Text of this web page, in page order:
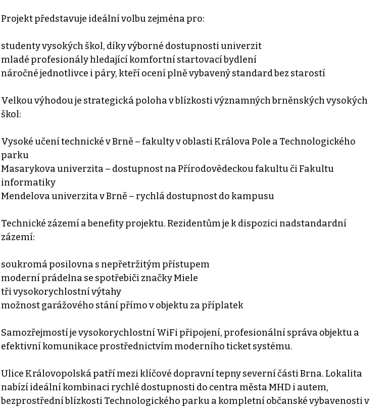
Projekt představuje ideální volbu zejména pro:
studenty vysokých škol, díky výborné dostupnosti univerzit
mladé profesionály hledající komfortní startovací bydlení
náročné jednotlivce i páry, kteří ocení plně vybavený standard bez starostí
Velkou výhodou je strategická poloha v blízkosti významných brněnských vysokých
škol:
Vysoké učení technické v Brně – fakulty v oblasti Králova Pole a Technologického
parku
Masarykova univerzita – dostupnost na Přírodovědeckou fakultu či Fakultu
informatiky
Mendelova univerzita v Brně – rychlá dostupnost do kampusu
Technické zázemí a benefity projektu. Rezidentům je k dispozici nadstandardní
zázemí:
soukromá posilovna s nepřetržitým přístupem
moderní prádelna se spotřebiči značky Miele
tři vysokorychlostní výtahy
možnost garážového stání přímo v objektu za příplatek
Samozřejmostí je vysokorychlostní WiFi připojení, profesionální správa objektu a
efektivní komunikace prostřednictvím moderního ticket systému.
Ulice Královopolská patří mezi klíčové dopravní tepny severní části Brna. Lokalita
nabízí ideální kombinaci rychlé dostupnosti do centra města MHD i autem,
bezprostřední blízkosti Technologického parku a kompletní občanské vybavenosti v